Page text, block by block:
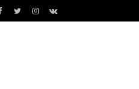
Facebook
Twitterİnstagram+
VK